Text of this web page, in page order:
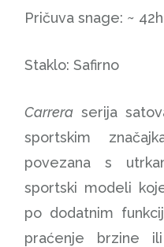
Pričuva snage: ~ 42h
Staklo: Safirno
Carrera serija
sportskim
povezana s
sportski modeli
po dodatnim
praćenje brzine